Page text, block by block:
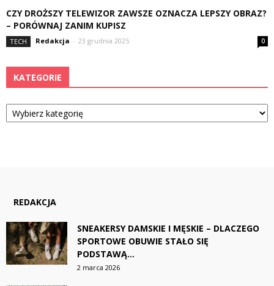
CZY DROŻSZY TELEWIZOR ZAWSZE OZNACZA LEPSZY OBRAZ?
– PORÓWNAJ ZANIM KUPISZ
TECH Redakcja - 23 grudnia 2025 0
KATEGORIE
Kategorie
REDAKCJA
SNEAKERSY DAMSKIE I MĘSKIE – DLACZEGO
SPORTOWE OBUWIE STAŁO SIĘ
PODSTAWĄ...
2 marca 2026